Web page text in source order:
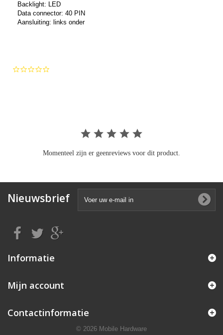
Backlight: LED
Data connector: 40 PIN
Aansluiting: links onder
Momenteel zijn er geenreviews voor dit product.
Nieuwsbrief
Informatie
Mijn account
Contactinformatie
© 2026 Mobile Hardware